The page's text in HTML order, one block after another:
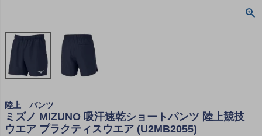
陸上 パンツ
ミズノ MIZUNO 吸汗速乾ショートパンツ 陸上競技
ウエア プラクティスウエア (U2MB2055)